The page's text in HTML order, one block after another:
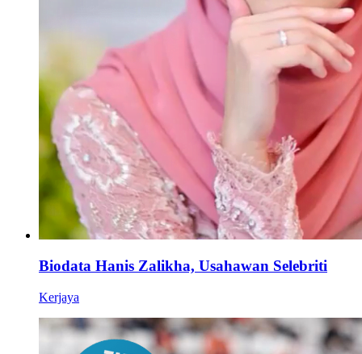
Biodata Hanis Zalikha, Usahawan Selebriti
Kerjaya